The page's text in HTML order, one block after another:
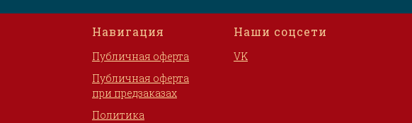
Навигация
Публичная оферта
Публичная оферта
при предзаказах
Политика
Наши соцсети
VK